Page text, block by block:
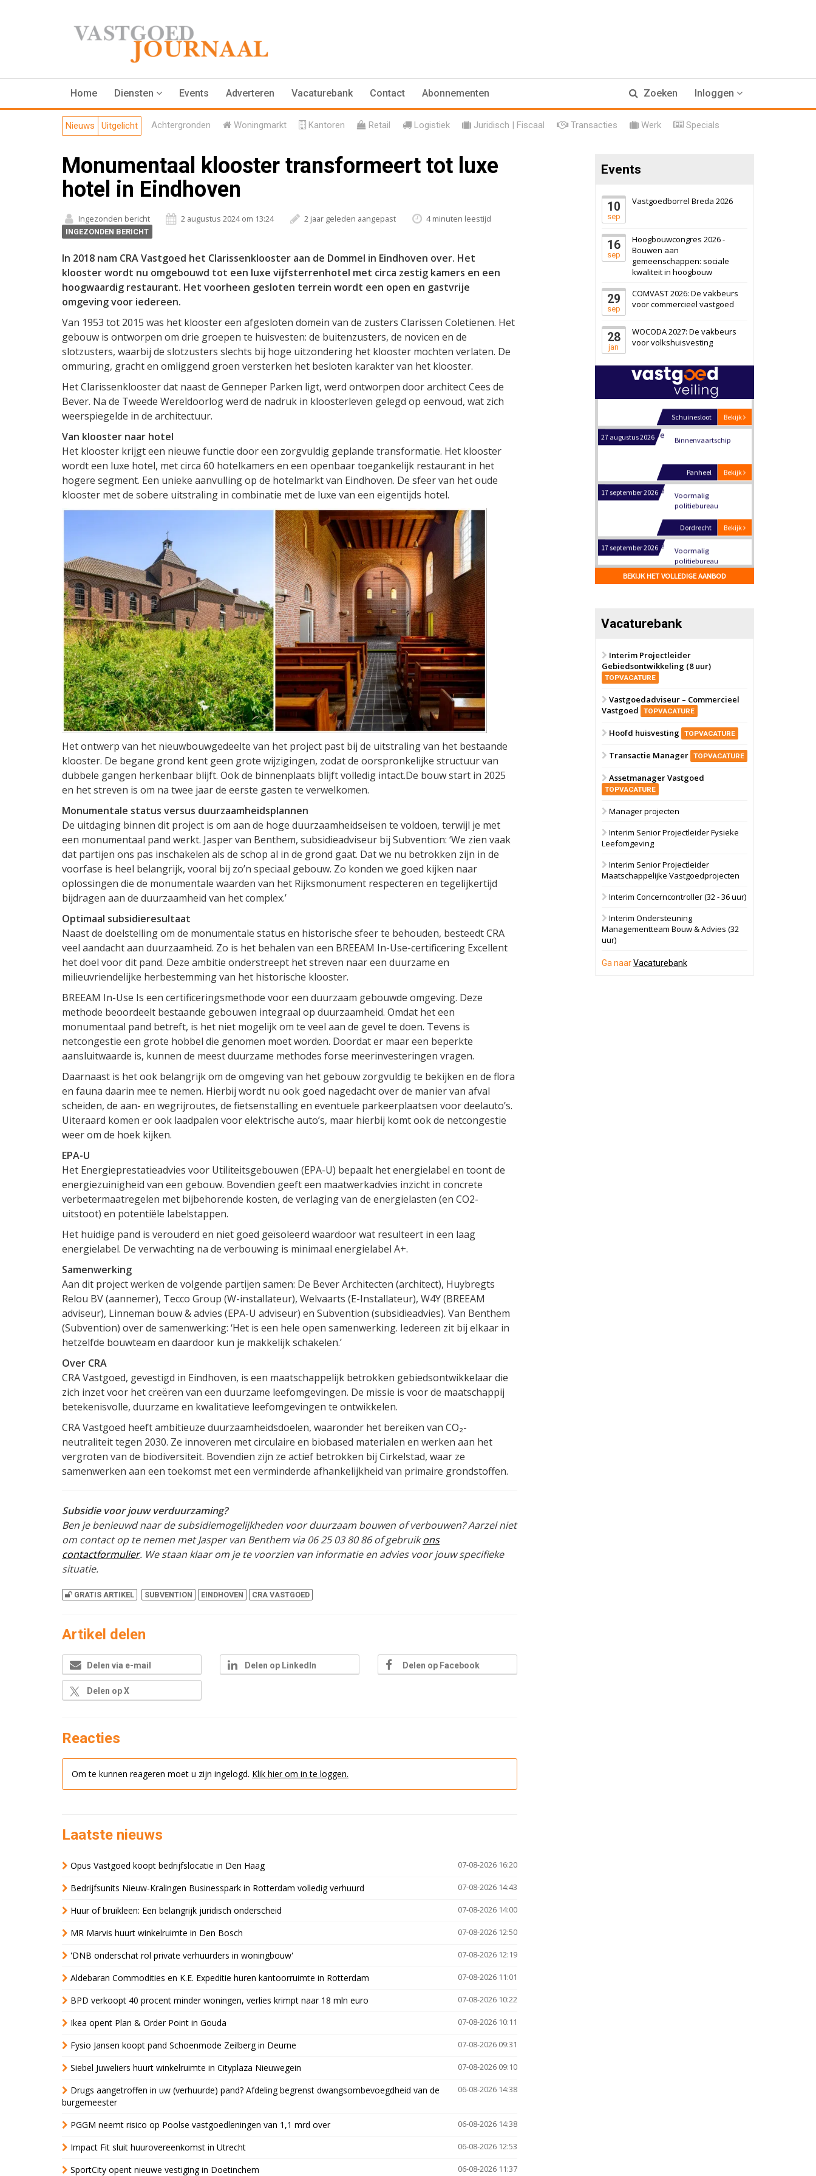
Home Diensten Events Adverteren Vacaturebank Contact Abonnementen Zoeken Inloggen
Nieuws Uitgelicht Achtergronden Woningmarkt Kantoren Retail Logistiek Juridisch | Fiscaal Transacties Werk Specials
Monumentaal klooster transformeert tot luxe
hotel in Eindhoven
Ingezonden bericht 2 augustus 2024 om 13:24 2 jaar geleden aangepast 4 minuten leestijd
INGEZONDEN BERICHT
In 2018 nam CRA Vastgoed het Clarissenklooster aan de Dommel in Eindhoven over. Het
klooster wordt nu omgebouwd tot een luxe vijfsterrenhotel met circa zestig kamers en een
hoogwaardig restaurant. Het voorheen gesloten terrein wordt een open en gastvrije
omgeving voor iedereen.
Van 1953 tot 2015 was het klooster een afgesloten domein van de zusters Clarissen Coletienen. Het
gebouw is ontworpen om drie groepen te huisvesten: de buitenzusters, de novicen en de
slotzusters, waarbij de slotzusters slechts bij hoge uitzondering het klooster mochten verlaten. De
ommuring, gracht en omliggend groen versterken het besloten karakter van het klooster.
Het Clarissenklooster dat naast de Genneper Parken ligt, werd ontworpen door architect Cees de
Bever. Na de Tweede Wereldoorlog werd de nadruk in kloosterleven gelegd op eenvoud, wat zich
weerspiegelde in de architectuur.
Van klooster naar hotel
Het klooster krijgt een nieuwe functie door een zorgvuldig geplande transformatie. Het klooster
wordt een luxe hotel, met circa 60 hotelkamers en een openbaar toegankelijk restaurant in het
hogere segment. Een unieke aanvulling op de hotelmarkt van Eindhoven. De sfeer van het oude
klooster met de sobere uitstraling in combinatie met de luxe van een eigentijds hotel.
Het ontwerp van het nieuwbouwgedeelte van het project past bij de uitstraling van het bestaande
klooster. De begane grond kent geen grote wijzigingen, zodat de oorspronkelijke structuur van
dubbele gangen herkenbaar blijft. Ook de binnenplaats blijft volledig intact.De bouw start in 2025
en het streven is om na twee jaar de eerste gasten te verwelkomen.
Monumentale status versus duurzaamheidsplannen
De uitdaging binnen dit project is om aan de hoge duurzaamheidseisen te voldoen, terwijl je met
een monumentaal pand werkt. Jasper van Benthem, subsidieadviseur bij Subvention: ‘We zien vaak
dat partijen ons pas inschakelen als de schop al in de grond gaat. Dat we nu betrokken zijn in de
voorfase is heel belangrijk, vooral bij zo’n speciaal gebouw. Zo konden we goed kijken naar
oplossingen die de monumentale waarden van het Rijksmonument respecteren en tegelijkertijd
bijdragen aan de duurzaamheid van het complex.’
Optimaal subsidieresultaat
Naast de doelstelling om de monumentale status en historische sfeer te behouden, besteedt CRA
veel aandacht aan duurzaamheid. Zo is het behalen van een BREEAM In-Use-certificering Excellent
het doel voor dit pand. Deze ambitie onderstreept het streven naar een duurzame en
milieuvriendelijke herbestemming van het historische klooster.
BREEAM In-Use Is een certificeringsmethode voor een duurzaam gebouwde omgeving. Deze
methode beoordeelt bestaande gebouwen integraal op duurzaamheid. Omdat het een
monumentaal pand betreft, is het niet mogelijk om te veel aan de gevel te doen. Tevens is
netcongestie een grote hobbel die genomen moet worden. Doordat er maar een beperkte
aansluitwaarde is, kunnen de meest duurzame methodes forse meerinvesteringen vragen.
Daarnaast is het ook belangrijk om de omgeving van het gebouw zorgvuldig te bekijken en de flora
en fauna daarin mee te nemen. Hierbij wordt nu ook goed nagedacht over de manier van afval
scheiden, de aan- en wegrijroutes, de fietsenstalling en eventuele parkeerplaatsen voor deelauto’s.
Uiteraard komen er ook laadpalen voor elektrische auto’s, maar hierbij komt ook de netcongestie
weer om de hoek kijken.
EPA-U
Het Energieprestatieadvies voor Utiliteitsgebouwen (EPA-U) bepaalt het energielabel en toont de
energiezuinigheid van een gebouw. Bovendien geeft een maatwerkadvies inzicht in concrete
verbetermaatregelen met bijbehorende kosten, de verlaging van de energielasten (en CO2-
uitstoot) en potentiële labelstappen.
Het huidige pand is verouderd en niet goed geïsoleerd waardoor wat resulteert in een laag
energielabel. De verwachting na de verbouwing is minimaal energielabel A+.
Samenwerking
Aan dit project werken de volgende partijen samen: De Bever Architecten (architect), Huybregts
Relou BV (aannemer), Tecco Group (W-installateur), Welvaarts (E-Installateur), W4Y (BREEAM
adviseur), Linneman bouw & advies (EPA-U adviseur) en Subvention (subsidieadvies). Van Benthem
(Subvention) over de samenwerking: ‘Het is een hele open samenwerking. Iedereen zit bij elkaar in
hetzelfde bouwteam en daardoor kun je makkelijk schakelen.’
Over CRA
CRA Vastgoed, gevestigd in Eindhoven, is een maatschappelijk betrokken gebiedsontwikkelaar die
zich inzet voor het creëren van een duurzame leefomgevingen. De missie is voor de maatschappij
betekenisvolle, duurzame en kwalitatieve leefomgevingen te ontwikkelen.
CRA Vastgoed heeft ambitieuze duurzaamheidsdoelen, waaronder het bereiken van CO₂-
neutraliteit tegen 2030. Ze innoveren met circulaire en biobased materialen en werken aan het
vergroten van de biodiversiteit. Bovendien zijn ze actief betrokken bij Cirkelstad, waar ze
samenwerken aan een toekomst met een verminderde afhankelijkheid van primaire grondstoffen.
Subsidie voor jouw verduurzaming?
Ben je benieuwd naar de subsidiemogelijkheden voor duurzaam bouwen of verbouwen? Aarzel niet
om contact op te nemen met Jasper van Benthem via 06 25 03 80 86 of gebruikons
contactformulier. We staan klaar om je te voorzien van informatie en advies voor jouw specifieke
situatie.
GRATIS ARTIKEL SUBVENTION EINDHOVEN CRA VASTGOED
Artikel delen
Delen via e-mail Delen op LinkedIn Delen op Facebook
Delen op X
Reacties
Om te kunnen reageren moet u zijn ingelogd. Klik hier om in te loggen.
Laatste nieuws
07-08-2026 16:20
Opus Vastgoed koopt bedrijfslocatie in Den Haag
07-08-2026 14:43
Bedrijfsunits Nieuw-Kralingen Businesspark in Rotterdam volledig verhuurd
07-08-2026 14:00
Huur of bruikleen: Een belangrijk juridisch onderscheid
07-08-2026 12:50
MR Marvis huurt winkelruimte in Den Bosch
07-08-2026 12:19
'DNB onderschat rol private verhuurders in woningbouw'
07-08-2026 11:01
Aldebaran Commodities en K.E. Expeditie huren kantoorruimte in Rotterdam
07-08-2026 10:22
BPD verkoopt 40 procent minder woningen, verlies krimpt naar 18 mln euro
07-08-2026 10:11
Ikea opent Plan & Order Point in Gouda
07-08-2026 09:31
Fysio Jansen koopt pand Schoenmode Zeilberg in Deurne
07-08-2026 09:10
Siebel Juweliers huurt winkelruimte in Cityplaza Nieuwegein
06-08-2026 14:38
Drugs aangetroffen in uw (verhuurde) pand? Afdeling begrenst dwangsombevoegdheid van de
burgemeester
06-08-2026 14:38
PGGM neemt risico op Poolse vastgoedleningen van 1,1 mrd over
06-08-2026 12:53
Impact Fit sluit huurovereenkomst in Utrecht
06-08-2026 11:37
SportCity opent nieuwe vestiging in Doetinchem
Events
10
sep
Vastgoedborrel Breda 2026
16
sep
Hoogbouwcongres 2026 -
Bouwen aan
gemeenschappen: sociale
kwaliteit in hoogbouw
29
sep
COMVAST 2026: De vakbeurs
voor commercieel vastgoed
28
jan
WOCODA 2027: De vakbeurs
voor volkshuisvesting
17 september 2026
Voormalig
politiebureau
6 oktober 2026 Transformatieobject
Schiedam
22 september 2026 Attractiepark
Bekijk
Oranje
28 september 2026
bedrijventerrein
Schuinesloot
Binnenvaartschip
Bekijk
Panheel
Voormalig
politiebureau
Dordrecht
Voormalig
politiebureau
Hilversum
17 september 2026
Voormalig
Zwanenburg
6 oktober 2026
Oranje
28 september 2026
bedrijventerrein
Bekijk
Schuinesloot
politiebureau
17 september 2026
Voormalig
BEKIJK HET VOLLEDIGE AANBOD
Vacaturebank
Interim Projectleider
Gebiedsontwikkeling (8 uur)
TOPVACATURE
Vastgoedadviseur – Commercieel
Vastgoed
TOPVACATURE
Hoofd huisvesting TOPVACATURE
Transactie Manager TOPVACATURE
Assetmanager Vastgoed
TOPVACATURE
Manager projecten
Interim Senior Projectleider Fysieke
Leefomgeving
Interim Senior Projectleider
Maatschappelijke Vastgoedprojecten
Interim Concerncontroller (32 - 36 uur)
Interim Ondersteuning
Managementteam Bouw & Advies (32
uur)
Ga naarVacaturebank